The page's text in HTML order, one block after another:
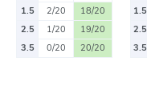
1.5
2/20
18/20
2.5
1/20
19/20
3.5
0/20 20/20
1.5
2.5
3.5